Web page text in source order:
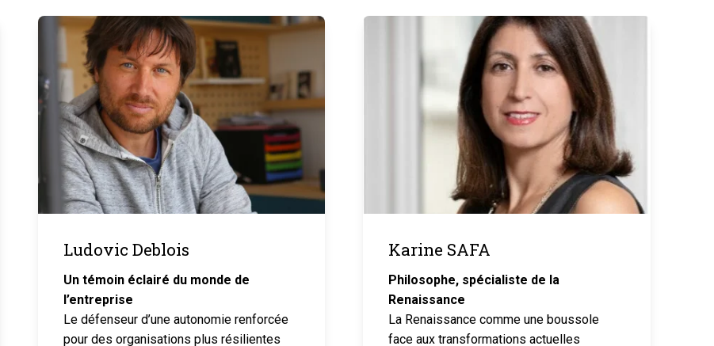
Ludovic Deblois
Un témoin éclairé du monde de
l’entreprise
Le défenseur d’une autonomie renforcée
pour des organisations plus résilientes
Karine SAFA
Philosophe, spécialiste de la
Renaissance
La Renaissance comme une boussole
face aux transformations actuelles